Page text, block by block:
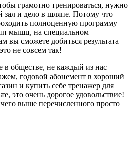
грамотно тренироваться, нужно
зал и дело в шляпе. Потому что
полноценную программу
мышц, на специальном
вы сможете добиться результата
не совсем так!
в обществе, не каждый из нас
годовой абонемент в хороший
и купить себе тренажер для
это очень дорогое удовольствие!
выше перечисленного просто